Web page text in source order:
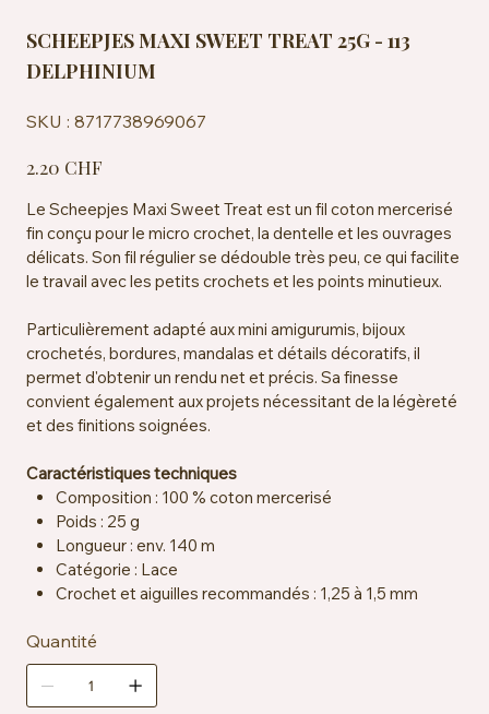
SCHEEPJES MAXI SWEET TREAT 25G - 113
DELPHINIUM
SKU : 8717738969067
8717738969067
2.20 CHF
Le Scheepjes Maxi Sweet Treat est un fil coton mercerisé
fin conçu pour le micro crochet, la dentelle et les ouvrages
délicats. Son fil régulier se dédouble très peu, ce qui facilite
le travail avec les petits crochets et les points minutieux.
Particulièrement adapté aux mini amigurumis, bijoux
crochetés, bordures, mandalas et détails décoratifs, il
permet d'obtenir un rendu net et précis. Sa finesse
convient également aux projets nécessitant de la légèreté
et des finitions soignées.
Caractéristiques techniques
Composition : 100 % coton mercerisé
Poids : 25 g
Longueur : env. 140 m
Catégorie : Lace
Crochet et aiguilles recommandés : 1,25 à 1,5 mm
Certification : EN71-3
Entretien : lavable en machine à 40 °C
Quantité